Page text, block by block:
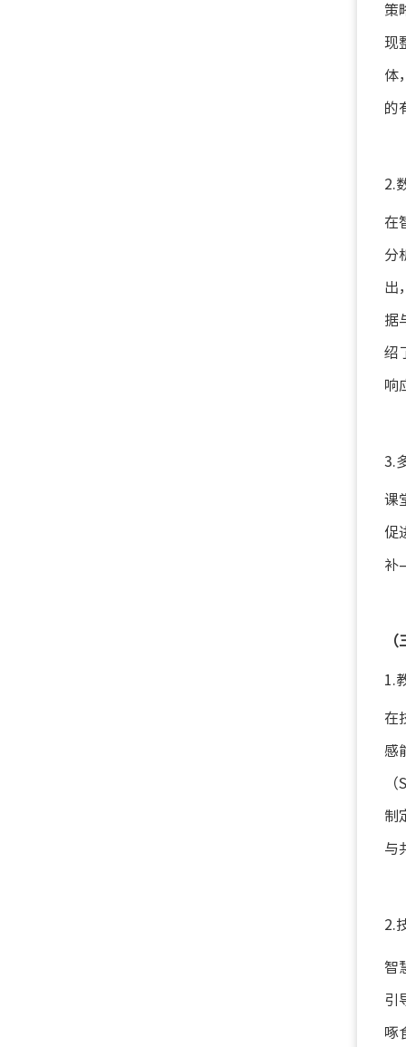
策
现
体
的
2.
在
分
出
据
绍
响
3.
课
促
补
1.
在
感
制
与
2.
智
引
啄